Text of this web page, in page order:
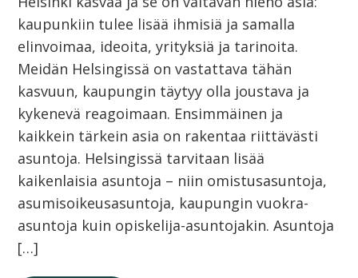
kaupunkiin tulee lisää ihmisiä ja samalla
elinvoimaa, ideoita, yrityksiä ja tarinoita.
Meidän Helsingissä on vastattava tähän
kasvuun, kaupungin täytyy olla joustava ja
kykenevä reagoimaan. Ensimmäinen ja
kaikkein tärkein asia on rakentaa riittävästi
asuntoja. Helsingissä tarvitaan lisää
kaikenlaisia asuntoja – niin omistusasuntoja,
asumisoikeusasuntoja, kaupungin vuokra-
asuntoja kuin opiskelija-asuntojakin. Asuntoja
[…]